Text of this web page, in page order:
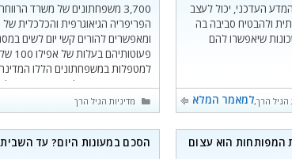
העדכני, יכול לעצב
ולהבטיח סביבה בה
שיאפשרו להם
למאמר המלאהגיל הרך,כללי
3,700 משפחתונים של משרד
הפריפריה הגיאוגרפית והכלכלית
ומאפשרים להורים קשי יום לשים
למטפלות במשפחתונים הללו
משתכרות מתחת לשכר המינימום ולא
סוציאליים. כעת הן יוצאות למאבק
לעובדות מדינה. להמשך קריאת
קטגוריות
מדיניות הגיל הרך
המפותחות הוא עצום
הסכם במעונות היום? עד